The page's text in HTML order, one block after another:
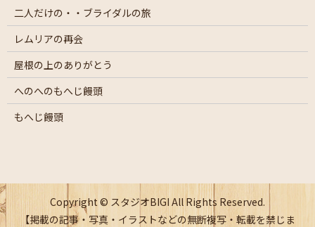
二人だけの・・ブライダルの旅
レムリアの再会
屋根の上のありがとう
へのへのもへじ饅頭
もへじ饅頭
Copyright © スタジオBIGI All Rights Reserved.
【掲載の記事・写真・イラストなどの無断複写・転載を禁じま